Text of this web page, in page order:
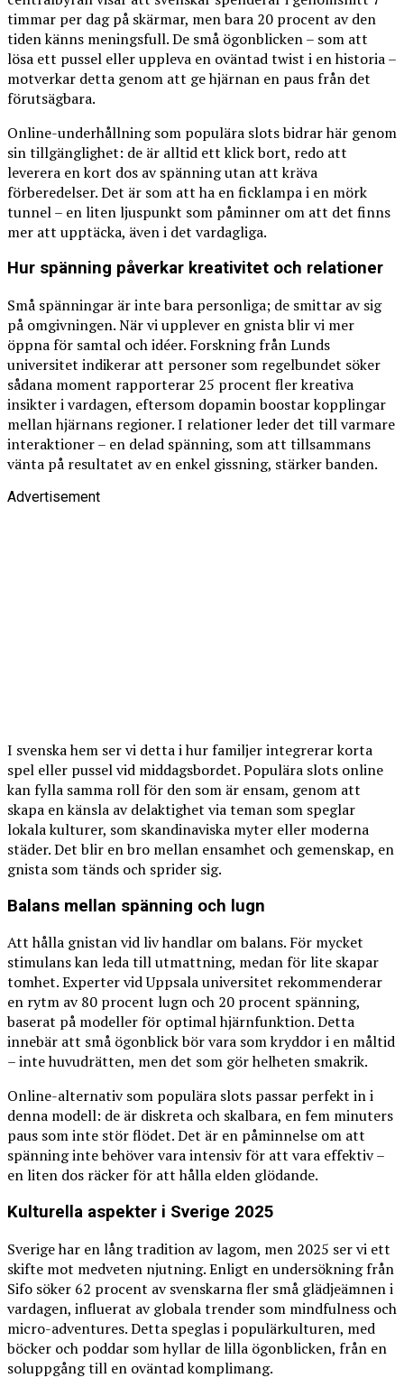
timmar per dag på skärmar, men bara 20 procent av den
tiden känns meningsfull. De små ögonblicken – som att
lösa ett pussel eller uppleva en oväntad twist i en historia –
motverkar detta genom att ge hjärnan en paus från det
förutsägbara.
Online-underhållning som populära slots bidrar här genom
sin tillgänglighet: de är alltid ett klick bort, redo att
leverera en kort dos av spänning utan att kräva
förberedelser. Det är som att ha en ficklampa i en mörk
tunnel – en liten ljuspunkt som påminner om att det finns
mer att upptäcka, även i det vardagliga.
Hur spänning påverkar kreativitet och relationer
Små spänningar är inte bara personliga; de smittar av sig
på omgivningen. När vi upplever en gnista blir vi mer
öppna för samtal och idéer. Forskning från Lunds
universitet indikerar att personer som regelbundet söker
sådana moment rapporterar 25 procent fler kreativa
insikter i vardagen, eftersom dopamin boostar kopplingar
mellan hjärnans regioner. I relationer leder det till varmare
interaktioner – en delad spänning, som att tillsammans
vänta på resultatet av en enkel gissning, stärker banden.
Advertisement
I svenska hem ser vi detta i hur familjer integrerar korta
spel eller pussel vid middagsbordet. Populära slots online
kan fylla samma roll för den som är ensam, genom att
skapa en känsla av delaktighet via teman som speglar
lokala kulturer, som skandinaviska myter eller moderna
städer. Det blir en bro mellan ensamhet och gemenskap, en
gnista som tänds och sprider sig.
Balans mellan spänning och lugn
Att hålla gnistan vid liv handlar om balans. För mycket
stimulans kan leda till utmattning, medan för lite skapar
tomhet. Experter vid Uppsala universitet rekommenderar
en rytm av 80 procent lugn och 20 procent spänning,
baserat på modeller för optimal hjärnfunktion. Detta
innebär att små ögonblick bör vara som kryddor i en måltid
– inte huvudrätten, men det som gör helheten smakrik.
Online-alternativ som populära slots passar perfekt in i
denna modell: de är diskreta och skalbara, en fem minuters
paus som inte stör flödet. Det är en påminnelse om att
spänning inte behöver vara intensiv för att vara effektiv –
en liten dos räcker för att hålla elden glödande.
Kulturella aspekter i Sverige 2025
Sverige har en lång tradition av lagom, men 2025 ser vi ett
skifte mot medveten njutning. Enligt en undersökning från
Sifo söker 62 procent av svenskarna fler små glädjeämnen i
vardagen, influerat av globala trender som mindfulness och
micro-adventures. Detta speglas i populärkulturen, med
böcker och poddar som hyllar de lilla ögonblicken, från en
soluppgång till en oväntad komplimang.